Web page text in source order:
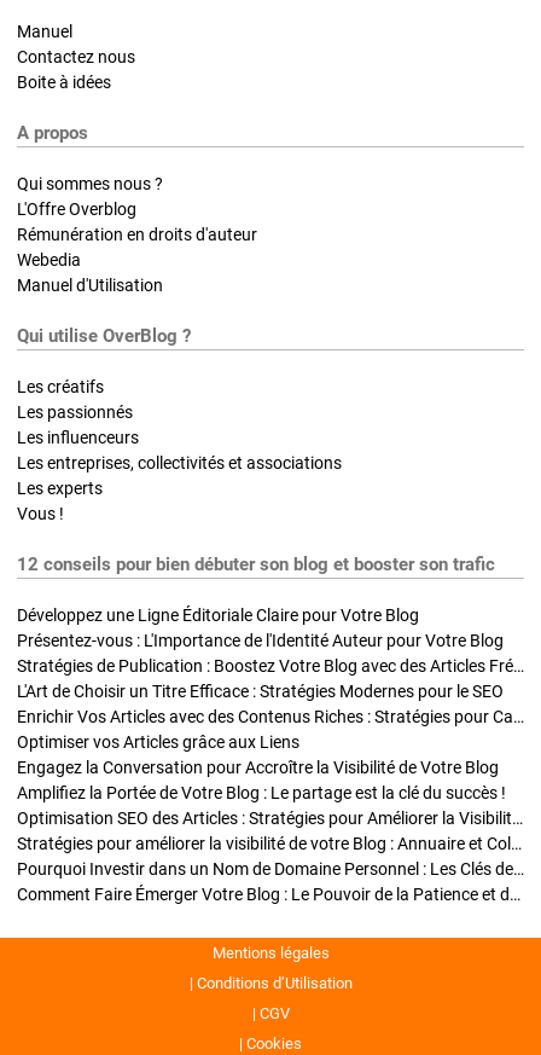
Manuel
Contactez nous
Boite à idées
A propos
Qui sommes nous ?
L'Offre Overblog
Rémunération en droits d'auteur
Webedia
Manuel d'Utilisation
Qui utilise OverBlog ?
Les créatifs
Les passionnés
Les influenceurs
Les entreprises, collectivités et associations
Les experts
Vous !
12 conseils pour bien débuter son blog et booster son trafic
Développez une Ligne Éditoriale Claire pour Votre Blog
Présentez-vous : L'Importance de l'Identité Auteur pour Votre Blog
Stratégies de Publication : Boostez Votre Blog avec des Articles Fréquents et Exclusifs
L'Art de Choisir un Titre Efficace : Stratégies Modernes pour le SEO
Enrichir Vos Articles avec des Contenus Riches : Stratégies pour Captiver et Optimiser
Optimiser vos Articles grâce aux Liens
Engagez la Conversation pour Accroître la Visibilité de Votre Blog
Amplifiez la Portée de Votre Blog : Le partage est la clé du succès !
Optimisation SEO des Articles : Stratégies pour Améliorer la Visibilité de Votre Blog
Stratégies pour améliorer la visibilité de votre Blog : Annuaire et Collaborations
Pourquoi Investir dans un Nom de Domaine Personnel : Les Clés de la Réussite de Votre Blog
Comment Faire Émerger Votre Blog : Le Pouvoir de la Patience et de la Persévérance
Mentions légales
Conditions d’Utilisation
CGV
Cookies